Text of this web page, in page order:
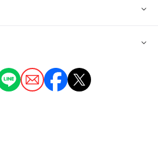
円、延長30分毎 700円
す。入場当日にご登録いただいた場
ま1名さまにつき＋200円となりま
◯
◯ 託児所